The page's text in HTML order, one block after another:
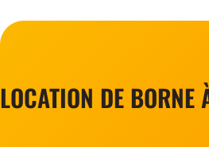
LOCATION DE BORNE